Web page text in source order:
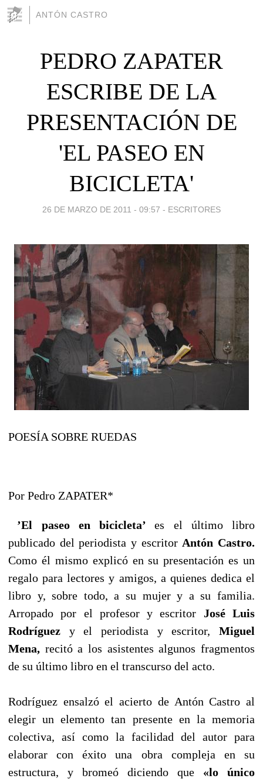
ANTÓN CASTRO
PEDRO ZAPATER
ESCRIBE DE LA
PRESENTACIÓN DE
'EL PASEO EN
BICICLETA'
26 DE MARZO DE 2011 - 09:57 - ESCRITORES
POESÍA SOBRE RUEDAS
Por Pedro ZAPATER*
’El paseo en bicicleta’es el último libro
publicado del periodista y escritor Antón Castro.
Como él mismo explicó en su presentación es un
regalo para lectores y amigos, a quienes dedica el
libro y, sobre todo, a su mujer y a su familia.
Arropado por el profesor y escritor José Luis
Rodríguez y el periodista y escritor,Miguel
Mena, recitó a los asistentes algunos fragmentos
de su último libro en el transcurso del acto.
Rodríguez ensalzó el acierto de Antón Castro al
elegir un elemento tan presente en la memoria
colectiva, así como la facilidad del autor para
elaborar con éxito una obra compleja en su
estructura, y bromeó diciendo que «lo único